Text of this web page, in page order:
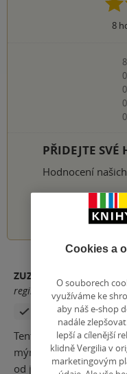
8
PŘIDEJTE
Hodnocení
1
ZUZANA PROCHÁZKOVÁ
registrovaný uživatel
Zakoupil produkt
Tento díl jsme ještě
mým teď už
od jeho 4 let.
Cookies a
O souborech
využíváme ke
aby náš e-shop
nadále
lepší a cílenější
klidně Vergilia v
marketingovým